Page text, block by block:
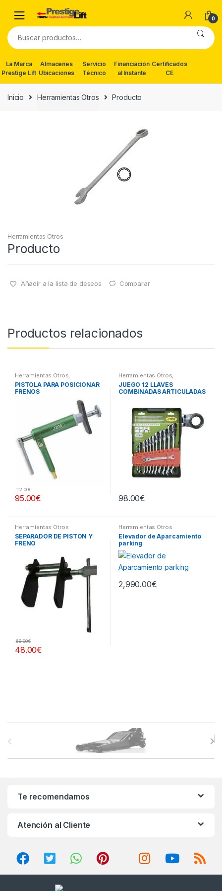
navigation
content
0
Buscar
por:
La Marca
Prestige Lift
Almacenes
Ubicaciones
Servicio
Técnico
Financiación
al Instante
Certificados
CE
Inicio Herramientas Otros Producto
Herramientas Otros
Producto
Añadir a la lista de deseos Comparar
Productos relacionados
Herramientas Otros,
Herramientas Frenos y
Refrigeración
PISTOLA PARA POSICIONAR
FRENOS
95.00€
112.00€
Herramientas Otros,
Herramientas De Mano
Herramientas De Mano
JUEGO 12 LLAVES
COMBINADAS ARTICULADAS
98.00€
Herramientas Otros
SEPARADOR DE PISTÓN Y
FRENO
48.00€
68.00€
Herramientas Otros
Elevador de Aparcamiento
parking
2,990.00€
a
Te recomendamos
Atención al Cliente